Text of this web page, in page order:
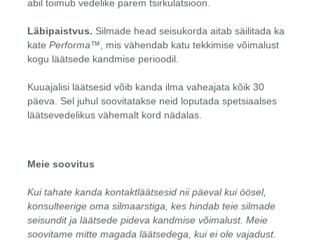
abil toimub vedelike parem tsirkulatsioon.
Läbipaistvus. Silmade head seisukorda aitab säilitada ka
kate Performa™ , mis vähendab katu tekkimise võimalust
kogu läätsede kandmise perioodil.
Kuuajalisi läätsesid võib kanda ilma vaheajata kõik 30
päeva. Sel juhul soovitatakse neid loputada spetsiaalses
läätsevedelikus vähemalt kord nädalas.
Meie soovitus
Kui tahate kanda kontaktläätsesid nii päeval kui öösel,
konsulteerige oma silmaarstiga, kes hindab teie silmade
seisundit ja läätsede pideva kandmise võimalust. Meie
soovitame mitte magada läätsedega, kui ei ole vajadust.